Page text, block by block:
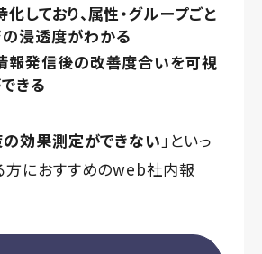
しており、属性・グループごと
の浸透度がわかる
報発信後の改善度合いを可視
きる
効果測定ができない」といっ
方におすすめのweb社内報